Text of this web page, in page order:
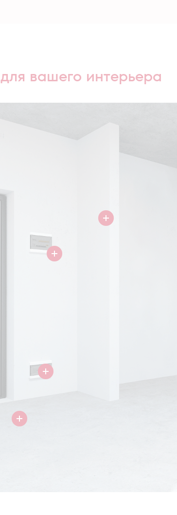
для вашего интерьера